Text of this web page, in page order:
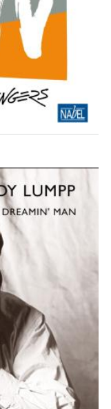
$ 12,90